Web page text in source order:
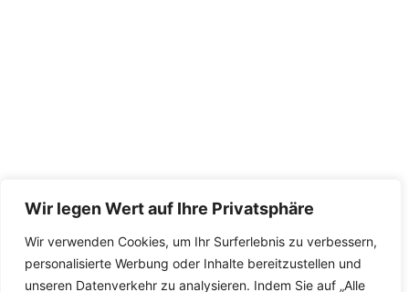
Wir legen Wert auf Ihre Privatsphäre
Wir verwenden Cookies, um Ihr Surferlebnis zu verbessern,
personalisierte Werbung oder Inhalte bereitzustellen und
unseren Datenverkehr zu analysieren. Indem Sie auf „Alle